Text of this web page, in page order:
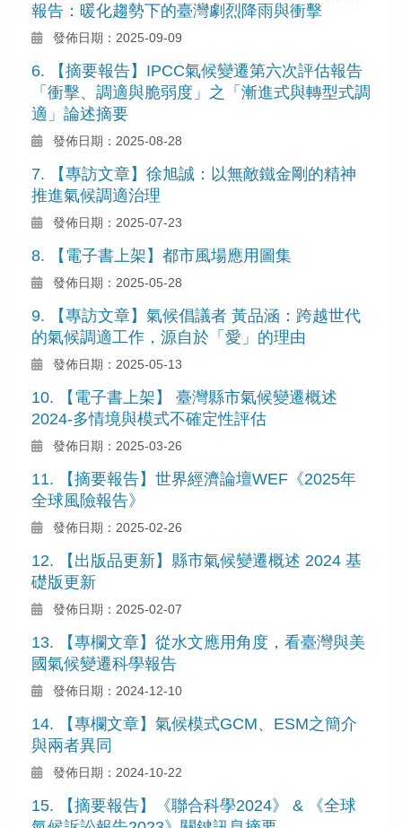
報告：暖化趨勢下的臺灣劇烈降雨與衝擊
發佈日期：2025-09-09
6. 【摘要報告】IPCC氣候變遷第六次評估報告
「衝擊、調適與脆弱度」之「漸進式與轉型式調
適」論述摘要
發佈日期：2025-08-28
7. 【專訪文章】徐旭誠：以無敵鐵金剛的精神
推進氣候調適治理
發佈日期：2025-07-23
8. 【電子書上架】都市風場應用圖集
發佈日期：2025-05-28
9. 【專訪文章】氣候倡議者 黃品涵：跨越世代
的氣候調適工作，源自於「愛」的理由
發佈日期：2025-05-13
10. 【電子書上架】 臺灣縣市氣候變遷概述
2024-多情境與模式不確定性評估
發佈日期：2025-03-26
11. 【摘要報告】世界經濟論壇WEF《2025年
全球風險報告》
發佈日期：2025-02-26
12. 【出版品更新】縣市氣候變遷概述 2024 基
礎版更新
發佈日期：2025-02-07
13. 【專欄文章】從水文應用角度，看臺灣與美
國氣候變遷科學報告
發佈日期：2024-12-10
14. 【專欄文章】氣候模式GCM、ESM之簡介
與兩者異同
發佈日期：2024-10-22
15. 【摘要報告】《聯合科學2024》 & 《全球